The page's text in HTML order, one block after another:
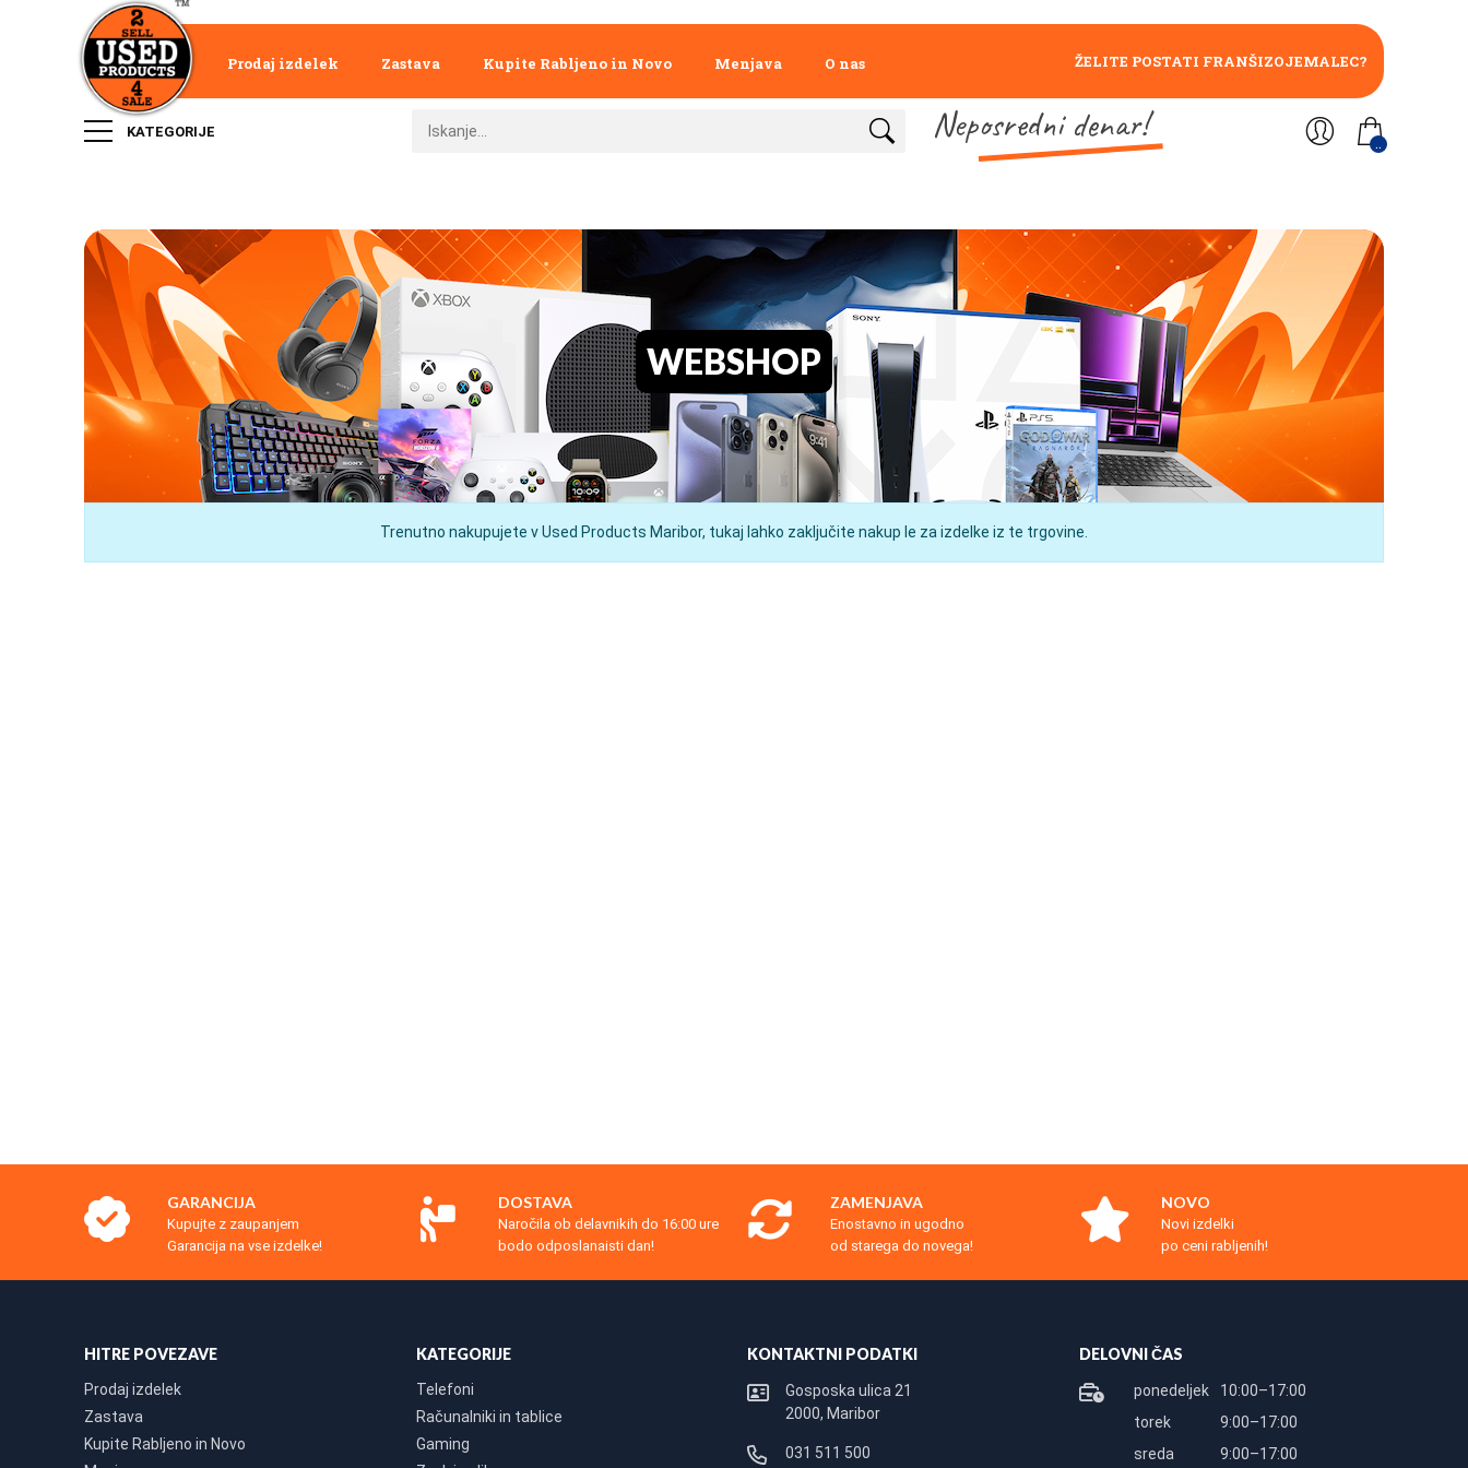
Prodaj izdelek Zastava Kupite Rabljeno in Novo Menjava O nas ŽELITE POSTATI FRANŠIZOJEMALEC?
KATEGORIJE Neposredni denar! ..
WEBSHOP
Trenutno nakupujete v Used Products Maribor, tukaj lahko zaključite nakup le za izdelke iz te trgovine.
GARANCIJA
Kupujte z zaupanjem
Garancija na vse izdelke!
DOSTAVA
Naročila ob delavnikih do 16:00 ure
bodo odposlanaisti dan!
ZAMENJAVA
Enostavno in ugodno
od starega do novega!
NOVO
Novi izdelki
po ceni rabljenih!
HITRE POVEZAVE
Prodaj izdelek
Zastava
Kupite Rabljeno in Novo
KATEGORIJE
Telefoni
Računalniki in tablice
Gaming
KONTAKTNI PODATKI
Gosposka ulica 21
2000, Maribor
031 511 500
DELOVNI ČAS
ponedeljek
10:00–17:00
torek
9:00–17:00
sreda
9:00–17:00